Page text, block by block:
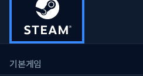
기본게임